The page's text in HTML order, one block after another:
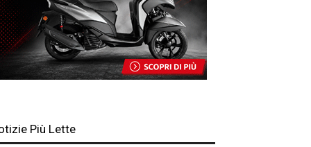
Più Lette